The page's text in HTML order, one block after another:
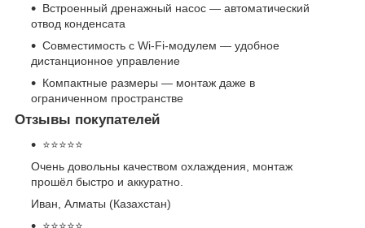
Встроенный дренажный насос — автоматический
отвод конденсата
Совместимость с Wi-Fi-модулем — удобное
дистанционное управление
Компактные размеры — монтаж даже в
ограниченном пространстве
Отзывы покупателей
⭐⭐⭐⭐⭐
Очень довольны качеством охлаждения, монтаж
прошёл быстро и аккуратно.
Иван, Алматы (Казахстан)